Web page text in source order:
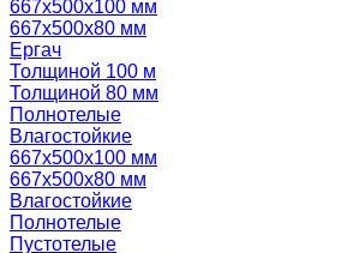
667х500х100 мм
667х500х80 мм
Ергач
Толщиной 100 м
Толщиной 80 мм
Полнотелые
Влагостойкие
667х500х100 мм
667х500х80 мм
Влагостойкие
Полнотелые
Пустотелые